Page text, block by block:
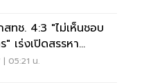
ทช. 4:3 "ไม่เห็นชอบ
" เร่งเปิดสรรหา
อบใหม่
| 05:21 น.